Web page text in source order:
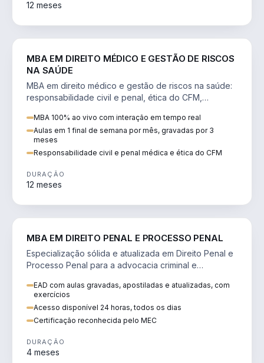
12 meses
MBA EM DIREITO MÉDICO E GESTÃO DE RISCOS
NA SAÚDE
MBA em direito médico e gestão de riscos na saúde:
responsabilidade civil e penal, ética do CFM,
MBA 100% ao vivo com interação em tempo real
Aulas em 1 final de semana por mês, gravadas por 3
meses
Responsabilidade civil e penal médica e ética do CFM
DURAÇÃO
12 meses
MBA EM DIREITO PENAL E PROCESSO PENAL
Especialização sólida e atualizada em Direito Penal e
Processo Penal para a advocacia criminal e
EAD com aulas gravadas, apostiladas e atualizadas, com
exercícios
Acesso disponível 24 horas, todos os dias
Certificação reconhecida pelo MEC
DURAÇÃO
4 meses